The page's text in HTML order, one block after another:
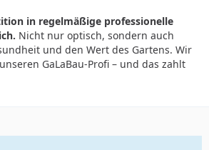
in regelmäßige professionelle
Nicht nur optisch, sondern auch
und den Wert des Gartens. Wir
GaLaBau-Profi – und das zahlt